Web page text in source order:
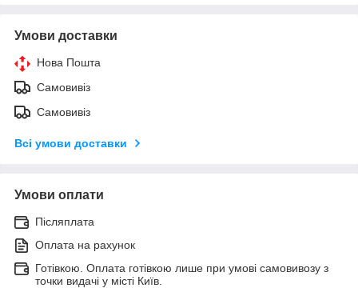
Умови доставки
Нова Пошта
Самовивіз
Самовивіз
Всі умови доставки
Умови оплати
Післяплата
Оплата на рахунок
Готівкою. Оплата готівкою лише при умові самовивозу з
точки видачі у місті Київ.